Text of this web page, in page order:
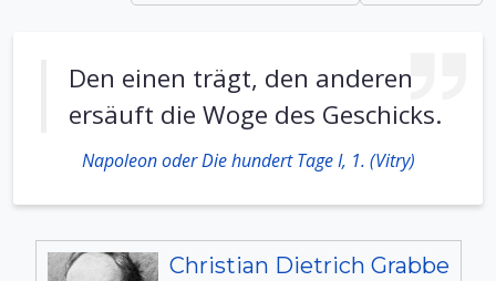
Den einen trägt, den anderen
ersäuft die Woge des Geschicks.
Napoleon oder Die hundert Tage I, 1. (Vitry)
Christian Dietrich Grabbe